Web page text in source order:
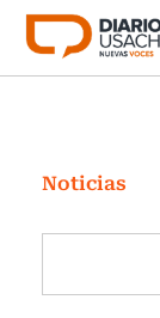
Click acá para
Cultura
Programas
Noticias